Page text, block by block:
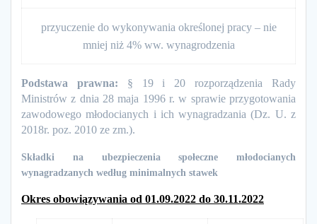
przyuczenie do wykonywania określonej pracy – nie
mniej niż 4% ww. wynagrodzenia
Podstawa prawna: § 19 i 20 rozporządzenia Rady
Ministrów z dnia 28 maja 1996 r. w sprawie przygotowania
zawodowego młodocianych i ich wynagradzania (Dz. U. z
2018r. poz. 2010 ze zm.).
Składki na ubezpieczenia społeczne młodocianych
wynagradzanych według minimalnych stawek
Okres obowiązywania od 01.09.2022 do 30.11.2022